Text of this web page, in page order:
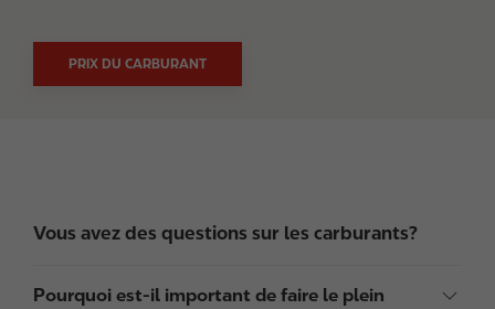
PRIX DU CARBURANT
Vous avez des questions sur les carburants?
Pourquoi est-il important de faire le plein